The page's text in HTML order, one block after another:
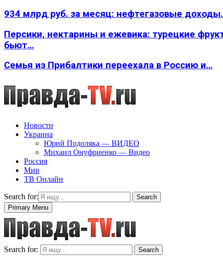
934 млрд руб. за месяц: нефтегазовые
Персики, нектарины и ежевика: турецкие
бьют…
Семья из Прибалтики переехала в Россию и…
Новости
Украина
Юрий Подоляка — ВИДЕО
Михаил Онуфриенко — Видео
Россия
Мир
ТВ Онлайн
Search for:
Search
Primary Menu
Search for: Search